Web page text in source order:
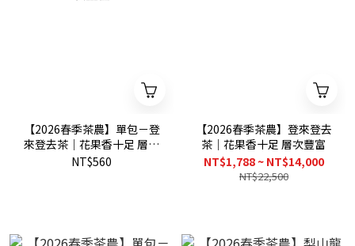
【2026春季茶農】單包－登
來登去茶｜花果香十足 層次
豐富
NT$560
【2026春季茶農】登來登去
茶｜花果香十足 層次豐富
NT$1,788 ~ NT$14,000
NT$22,500